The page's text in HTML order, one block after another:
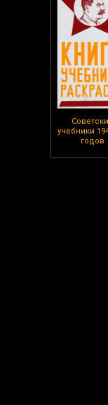
учебники
годов